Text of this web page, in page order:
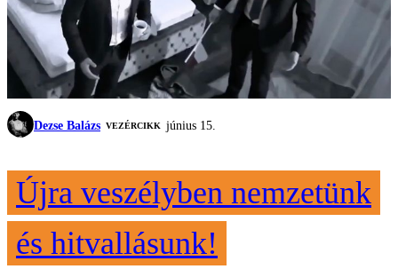
Dezse Balázs VEZÉRCIKK június 15.
Újra veszélyben nemzetünk
és hitvallásunk!